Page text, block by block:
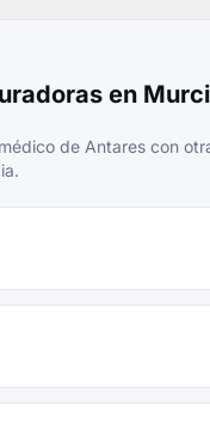
en
de Antares con